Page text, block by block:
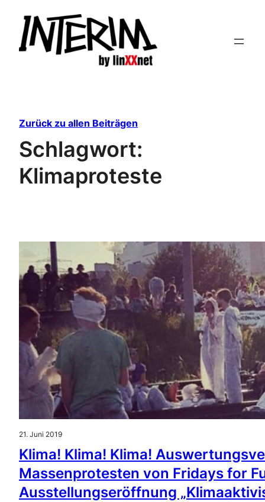
Inhalt
springen
Zurück zu allen Beiträgen
Schlagwort:
Klimaproteste
21. Juni 2019
Klima! Klima! Klima!
Massenprotesten von Fridays for
Ausstellungseröffnung